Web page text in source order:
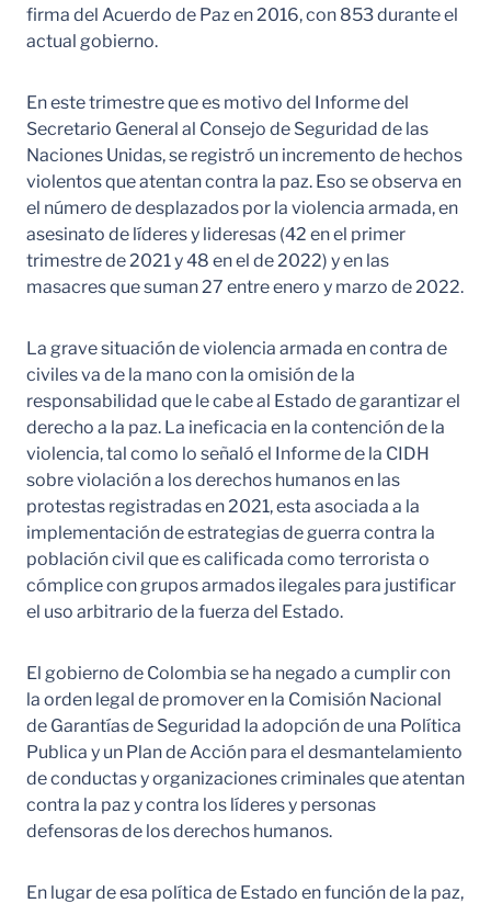
firma del Acuerdo de Paz en 2016, con 853 durante el
actual gobierno.
En este trimestre que es motivo del Informe del
Secretario General al Consejo de Seguridad de las
Naciones Unidas, se registró un incremento de hechos
violentos que atentan contra la paz. Eso se observa en
el número de desplazados por la violencia armada, en
asesinato de líderes y lideresas (42 en el primer
trimestre de 2021 y 48 en el de 2022) y en las
masacres que suman 27 entre enero y marzo de 2022.
La grave situación de violencia armada en contra de
civiles va de la mano con la omisión de la
responsabilidad que le cabe al Estado de garantizar el
derecho a la paz. La ineficacia en la contención de la
violencia, tal como lo señaló el Informe de la CIDH
sobre violación a los derechos humanos en las
protestas registradas en 2021, esta asociada a la
implementación de estrategias de guerra contra la
población civil que es calificada como terrorista o
cómplice con grupos armados ilegales para justificar
el uso arbitrario de la fuerza del Estado.
El gobierno de Colombia se ha negado a cumplir con
la orden legal de promover en la Comisión Nacional
de Garantías de Seguridad la adopción de una Política
Publica y un Plan de Acción para el desmantelamiento
de conductas y organizaciones criminales que atentan
contra la paz y contra los líderes y personas
defensoras de los derechos humanos.
En lugar de esa política de Estado en función de la paz,